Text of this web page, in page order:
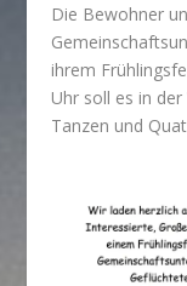
Die Bewohner
ihrem
Uhr soll es in
Tanzen und